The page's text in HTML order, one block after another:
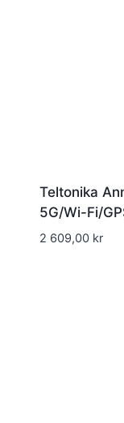
Teltonika
5G/Wi-Fi/
2 609,00 kr